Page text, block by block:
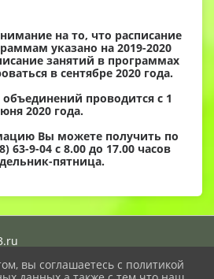
на то, что расписание
указано на 2019-2020
занятий в программах
в сентябре 2020 года.
проводится с 1
2020 года.
Вы можете получить по
63-9-04 с 8.00 до 17.00 часов
пятница.
вы соглашаетесь с политикой